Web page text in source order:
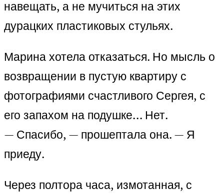
навещать, а не мучиться на этих
дурацких пластиковых стульях.
Марина хотела отказаться. Но мысль о
возвращении в пустую квартиру с
фотографиями счастливого Сергея, с
его запахом на подушке… Нет.
— Спасибо, — прошептала она. — Я
приеду.
Через полтора часа, измотанная, с